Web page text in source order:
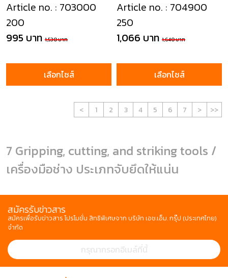
Article no. : 703000
200
995 บาท 1,530 บาท
เลือกไซส์
Article no. : 704900
250
1,066 บาท 1,640 บาท
เลือกไซส์
< 1 2 3 4 5 6 7 > >>
7 Gripping, cutting, and striking tools /
เครื่องมือช่าง ประเภทจับยึดให้แน่น
สมัครรับข่าวสาร
สมัครเพื่อรับข่าวสาร โปรโมชั่น สิทธิพิเศษจาก บริษัท เอช.เอ็ม. กรุ๊ป (ประเทศไทย)
จำกัด